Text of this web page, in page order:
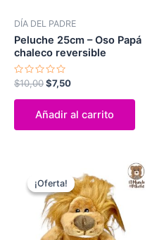
DÍA DEL PADRE
Peluche 25cm – Oso Papá
chaleco reversible
Valorado
con
0
$10,00$7,50
Añadir al carrito
¡Oferta!
¡Oferta!
precio
original
era:
$5,00.
precio
actual
es:
$3,15.